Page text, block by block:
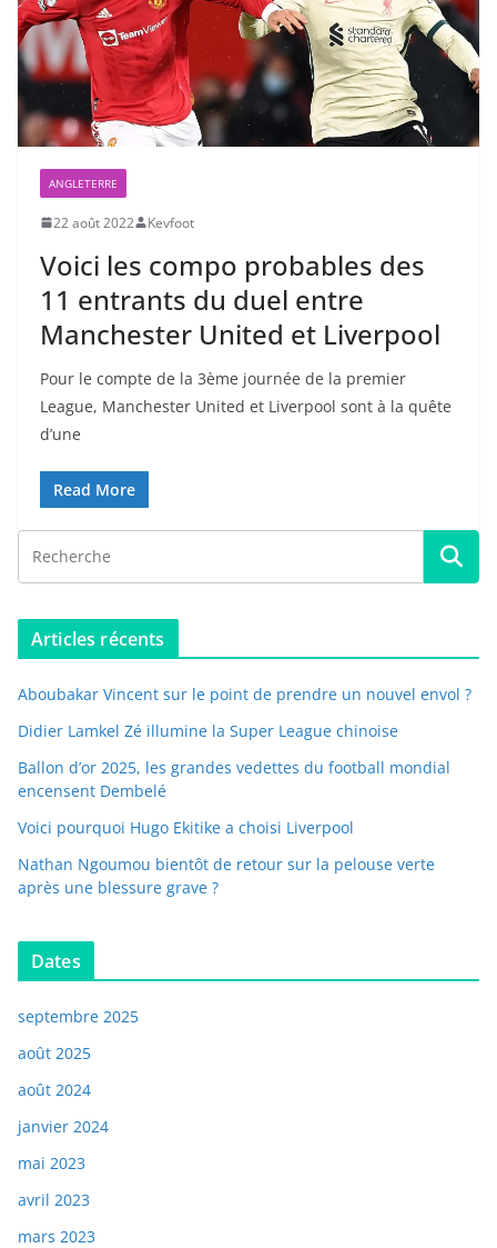
ANGLETERRE
22 août 2022 Kevfoot
Voici les compo probables des
11 entrants du duel entre
Manchester United et Liverpool
Pour le compte de la 3ème journée de la premier
League, Manchester United et Liverpool sont à la quête
d’une
Read More
Articles récents
Aboubakar Vincent sur le point de prendre un nouvel envol ?
Didier Lamkel Zé illumine la Super League chinoise
Ballon d’or 2025, les grandes vedettes du football mondial
encensent Dembelé
Voici pourquoi Hugo Ekitike a choisi Liverpool
Nathan Ngoumou bientôt de retour sur la pelouse verte
après une blessure grave ?
Dates
septembre 2025
août 2025
août 2024
janvier 2024
mai 2023
avril 2023
mars 2023